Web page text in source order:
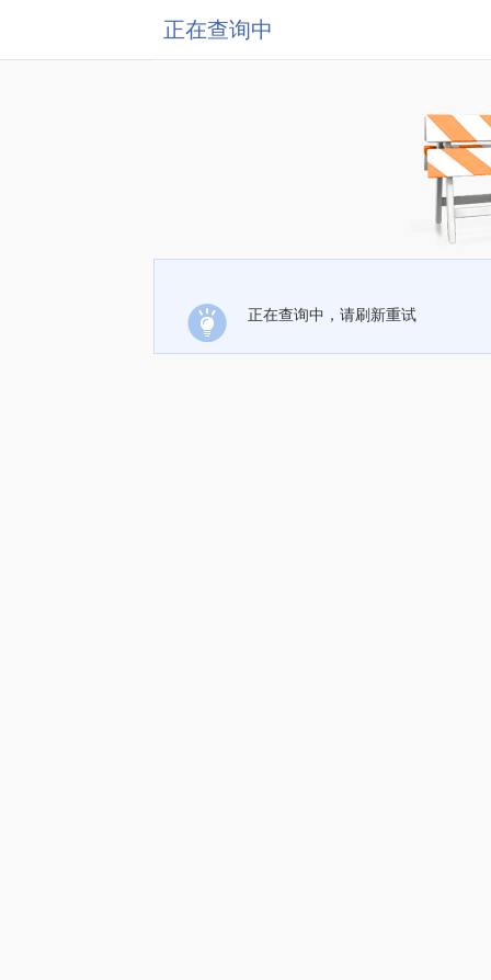
正在查询中
正在查询中，请刷新重试